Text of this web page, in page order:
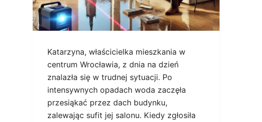
Katarzyna, właścicielka mieszkania w
centrum Wrocławia, z dnia na dzień
znalazła się w trudnej sytuacji. Po
intensywnych opadach woda zaczęła
przesiąkać przez dach budynku,
zalewając sufit jej salonu. Kiedy zgłosiła